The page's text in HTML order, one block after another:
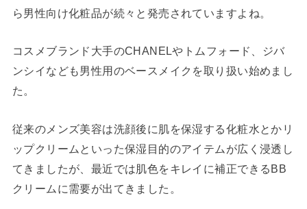
ら男性向け化粧品が続々と発売されていますよね。
コスメブランド大手のCHANELやトムフォード、ジバ
ンシイなども男性用のベースメイクを取り扱い始めまし
た。
従来のメンズ美容は洗顔後に肌を保湿する化粧水とかリ
ップクリームといった保湿目的のアイテムが広く浸透し
てきましたが、最近では肌色をキレイに補正できるBB
クリームに需要が出てきました。